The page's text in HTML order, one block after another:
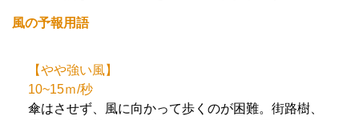
風の予報用語
【やや強い風】
10~15ｍ/秒
傘はさせず、風に向かって歩くのが困難。街路樹、